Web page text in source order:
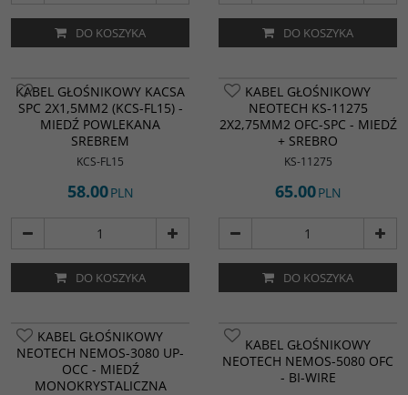
DO KOSZYKA DO KOSZYKA
KABEL GŁOŚNIKOWY KACSA
SPC 2X1,5MM2 (KCS-FL15) -
MIEDŹ POWLEKANA
SREBREM
KCS-FL15
58.00PLN
DO KOSZYKA
KABEL GŁOŚNIKOWY
NEOTECH KS-11275
2X2,75MM2 OFC-SPC - MIEDŹ
+ SREBRO
KS-11275
65.00PLN
DO KOSZYKA
KABEL GŁOŚNIKOWY
NEOTECH NEMOS-3080 UP-
OCC - MIEDŹ
MONOKRYSTALICZNA
KABEL GŁOŚNIKOWY
NEOTECH NEMOS-5080 OFC
- BI-WIRE